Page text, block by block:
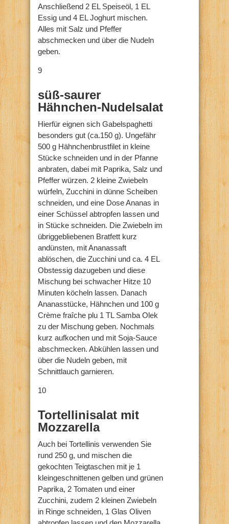
Anschließend 2 EL Speiseöl, 1 EL
Essig und 4 EL Joghurt mischen.
Alles mit Salz und Pfeffer
abschmecken und über die Nudeln
geben.
9
süß-saurer
Hähnchen-Nudelsalat
Hierfür eignen sich Gabelspaghetti
besonders gut (ca.150 g). Ungefähr
500 g Hähnchenbrustfilet in kleine
Stücke schneiden und in der Pfanne
anbraten, dabei mit Paprika, Salz und
Pfeffer würzen. 2 kleine Zwiebeln
würfeln, Zucchini in dünne Scheiben
schneiden, und eine Dose Ananas in
einer Schüssel abtropfen lassen und
in Stücke schneiden. Die Zwiebeln im
übriggebliebenen Bratfett kurz
andünsten, mit Ananassaft
ablöschen, die Zucchini und ca. 4 EL
Obstessig dazugeben und diese
Mischung bei schwacher Hitze 10
Minuten köcheln lassen. Danach
Ananasstücke, Hähnchen und 100 g
Crème fraîche plu 1 TL Samba Olek
zu der Mischung geben. Nochmals
kurz aufkochen und mit Soja-Sauce
abschmecken. Abkühlen lassen und
über die Nudeln geben, mit
Schnittlauch garnieren.
10
Tortellinisalat mit
Mozzarella
Auch bei Tortellinis verwenden Sie
rund 250 g, und mischen die
gekochten Teigtaschen mit je 1
kleingeschnittenen gelben und grünen
Paprika, 2 Tomaten und einer
Zucchini, zudem 2 kleinen Zwiebeln
in Ringe schneiden, 1 Glas Oliven